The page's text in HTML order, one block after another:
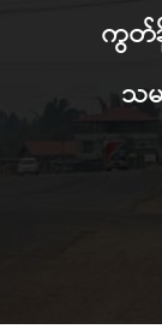
ကွတ်ခို
သ